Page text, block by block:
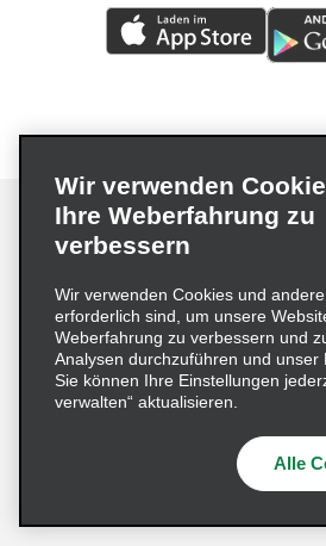
Impressum Nutzungsbedingungen
Cookie-Richtlinie
Lieferkettensorgfaltspflichtengesetz
Beschwerdeverfahren nach dem
© 2026 Enterprise Holdings, Inc.
Wir verwenden
Ihre Weberfahrung zu
verbessern
Wir verwenden Cookies und
erforderlich sind, um unsere
Weberfahrung zu verbessern und
Analysen durchzuführen und unser
Sie können Ihre Einstellungen
verwalten“ aktualisieren.
Alle